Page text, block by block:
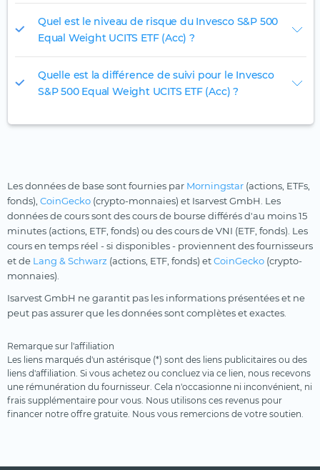
Quel est le niveau de risque du Invesco S&P 500
Equal Weight UCITS ETF (Acc) ?
Quelle est la différence de suivi pour le Invesco
S&P 500 Equal Weight UCITS ETF (Acc) ?
Les données de base sont fournies par Morningstar (actions, ETFs,
fonds), CoinGecko (crypto-monnaies) et Isarvest GmbH. Les
données de cours sont des cours de bourse différés d'au moins 15
minutes (actions, ETF, fonds) ou des cours de VNI (ETF, fonds). Les
cours en temps réel - si disponibles - proviennent des fournisseurs
et de Lang & Schwarz (actions, ETF, fonds) etCoinGecko (crypto-
monnaies).
Isarvest GmbH ne garantit pas les informations présentées et ne
peut pas assurer que les données sont complètes et exactes.
Remarque sur l'affiliation
Les liens marqués d'un astérisque (*) sont des liens publicitaires ou des
liens d'affiliation. Si vous achetez ou concluez via ce lien, nous recevons
une rémunération du fournisseur. Cela n'occasionne ni inconvénient, ni
frais supplémentaire pour vous. Nous utilisons ces revenus pour
financer notre offre gratuite. Nous vous remercions de votre soutien.